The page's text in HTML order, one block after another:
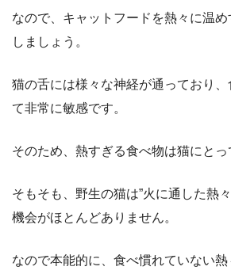
なので、キャットフードを熱々に温
しましょう。
猫の舌には様々な神経が通っており
て非常に敏感です。
そのため、熱すぎる食べ物は猫にとっ
そもそも、野生の猫は”火に通した熱
機会がほとんどありません。
なので本能的に、食べ慣れていない